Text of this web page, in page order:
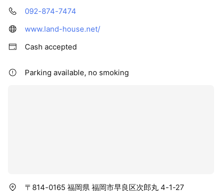
092-874-7474
www.land-house.net/
Cash accepted
Parking available, no smoking
〒814-0165 福岡県 福岡市早良区次郎丸 4-1-27